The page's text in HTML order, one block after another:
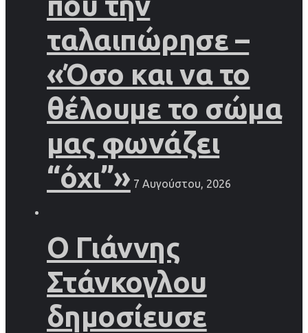
ταλαιπώρησε –
«Όσο και να το
θέλουμε το σώμα
μας φωνάζει
“όχι”» 7 Αυγούστου, 2026
Ο Γιάννης
Στάνκογλου
δημοσίευσε